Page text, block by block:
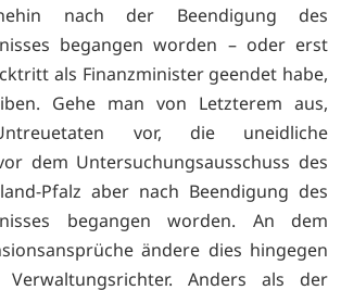
nach der Beendigung des
begangen worden – oder erst
als Finanzminister geendet habe,
Gehe man von Letzterem aus,
vor, die uneidliche
dem Untersuchungsausschuss des
Pfalz aber nach Beendigung des
begangen worden. An dem
ändere dies hingegen
Anders als der